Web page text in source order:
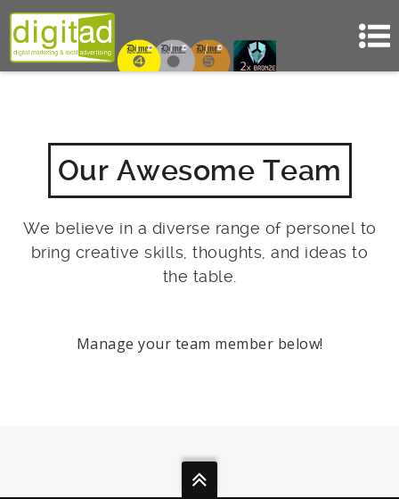
Our Awesome Team
We believe in a diverse range of personel to
bring creative skills, thoughts, and ideas to
the table.
Manage your team member below!